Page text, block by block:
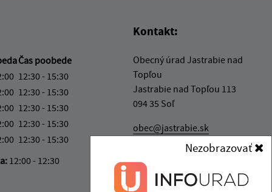
Nezobrazovať
Čas poobede
12:30 - 15:30
12:30 - 15:30
12:30 - 15:30
12:30 - 15:30
12:30 - 15:30
12:00 - 12:30
Kontakt:
Obecný úrad Jastrabie nad
Topľou
Jastrabie nad Topľou 113
094 35 Soľ
obec@jastrabie.sk
+421 574 496 315
IČO: 00332445